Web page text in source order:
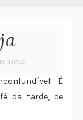
É
da tarde, de